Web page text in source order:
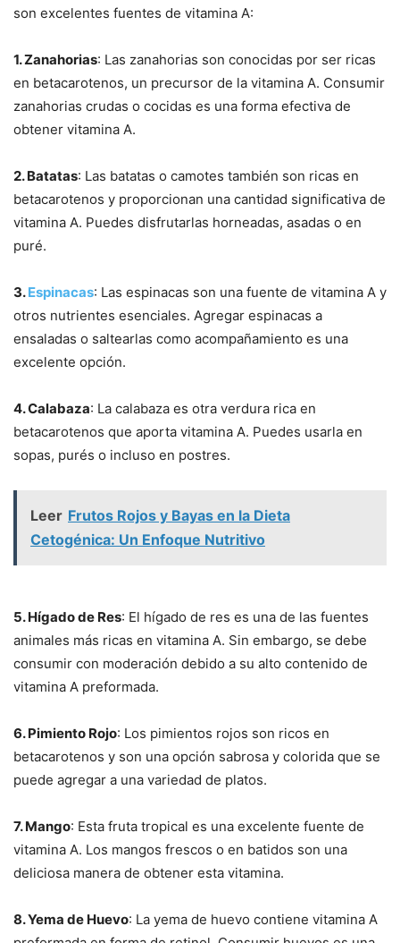
son excelentes fuentes de vitamina A:
1. Zanahorias: Las zanahorias son conocidas por ser ricas
en betacarotenos, un precursor de la vitamina A. Consumir
zanahorias crudas o cocidas es una forma efectiva de
obtener vitamina A.
2. Batatas: Las batatas o camotes también son ricas en
betacarotenos y proporcionan una cantidad significativa de
vitamina A. Puedes disfrutarlas horneadas, asadas o en
puré.
3.Espinacas: Las espinacas son una fuente de vitamina A y
otros nutrientes esenciales. Agregar espinacas a
ensaladas o saltearlas como acompañamiento es una
excelente opción.
4. Calabaza: La calabaza es otra verdura rica en
betacarotenos que aporta vitamina A. Puedes usarla en
sopas, purés o incluso en postres.
Leer Frutos Rojos y Bayas en la Dieta
Cetogénica: Un Enfoque Nutritivo
5. Hígado de Res: El hígado de res es una de las fuentes
animales más ricas en vitamina A. Sin embargo, se debe
consumir con moderación debido a su alto contenido de
vitamina A preformada.
6. Pimiento Rojo: Los pimientos rojos son ricos en
betacarotenos y son una opción sabrosa y colorida que se
puede agregar a una variedad de platos.
7. Mango: Esta fruta tropical es una excelente fuente de
vitamina A. Los mangos frescos o en batidos son una
deliciosa manera de obtener esta vitamina.
8. Yema de Huevo: La yema de huevo contiene vitamina A